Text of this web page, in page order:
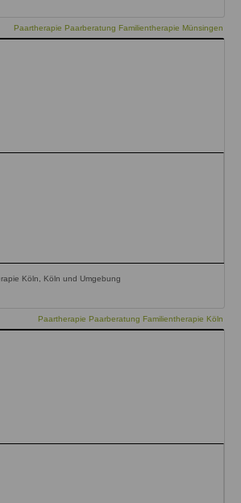
Paartherapie Paarberatung Familientherapie Münsingen
Köln, Köln und Umgebung
Paartherapie Paarberatung Familientherapie Köln